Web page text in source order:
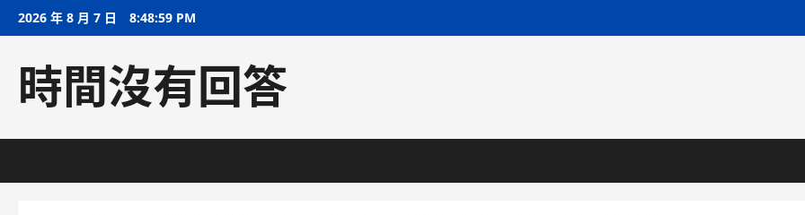
Skip2026 年 8 月 7 日 8:49:00 PM
時間沒有回答